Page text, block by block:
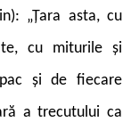
„Țara asta, cu
cu miturile și
și de fiecare
a trecutului ca